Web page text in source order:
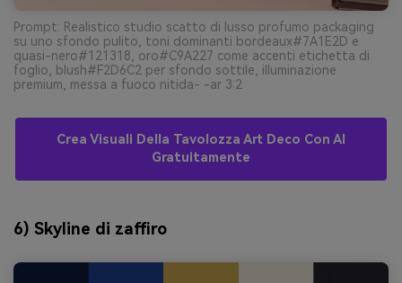
Prompt: Realistico studio scatto di lusso profumo packaging
su uno sfondo pulito, toni dominanti bordeaux#7A1E2D e
quasi-nero#121318, oro#C9A227 come accenti etichetta di
foglio, blush#F2D6C2 per sfondo sottile, illuminazione
premium, messa a fuoco nitida- -ar 3:2
Crea Visuali Della Tavolozza Art Deco Con AI
Gratuitamente
6) Skyline di zaffiro